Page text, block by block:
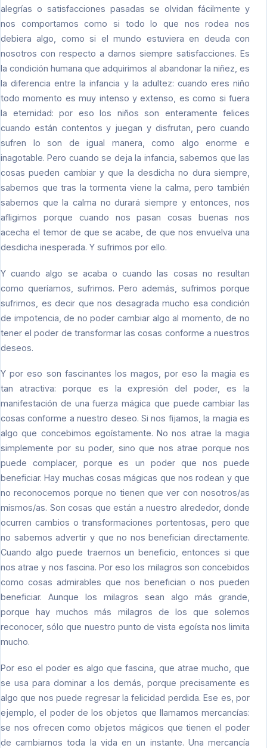
alegrías o satisfacciones pasadas se olvidan fácilmente y
nos comportamos como si todo lo que nos rodea nos
debiera algo, como si el mundo estuviera en deuda con
nosotros con respecto a darnos siempre satisfacciones. Es
la condición humana que adquirimos al abandonar la niñez, es
la diferencia entre la infancia y la adultez: cuando eres niño
todo momento es muy intenso y extenso, es como si fuera
la eternidad: por eso los niños son enteramente felices
cuando están contentos y juegan y disfrutan, pero cuando
sufren lo son de igual manera, como algo enorme e
inagotable. Pero cuando se deja la infancia, sabemos que las
cosas pueden cambiar y que la desdicha no dura siempre,
sabemos que tras la tormenta viene la calma, pero también
sabemos que la calma no durará siempre y entonces, nos
afligimos porque cuando nos pasan cosas buenas nos
acecha el temor de que se acabe, de que nos envuelva una
desdicha inesperada. Y sufrimos por ello.
Y cuando algo se acaba o cuando las cosas no resultan
como queríamos, sufrimos. Pero además, sufrimos porque
sufrimos, es decir que nos desagrada mucho esa condición
de impotencia, de no poder cambiar algo al momento, de no
tener el poder de transformar las cosas conforme a nuestros
deseos.
Y por eso son fascinantes los magos, por eso la magia es
tan atractiva: porque es la expresión del poder, es la
manifestación de una fuerza mágica que puede cambiar las
cosas conforme a nuestro deseo. Si nos fijamos, la magia es
algo que concebimos egoístamente. No nos atrae la magia
simplemente por su poder, sino que nos atrae porque nos
puede complacer, porque es un poder que nos puede
beneficiar. Hay muchas cosas mágicas que nos rodean y que
no reconocemos porque no tienen que ver con nosotros/as
mismos/as. Son cosas que están a nuestro alrededor, donde
ocurren cambios o transformaciones portentosas, pero que
no sabemos advertir y que no nos benefician directamente.
Cuando algo puede traernos un beneficio, entonces si que
nos atrae y nos fascina. Por eso los milagros son concebidos
como cosas admirables que nos benefician o nos pueden
beneficiar. Aunque los milagros sean algo más grande,
porque hay muchos más milagros de los que solemos
reconocer, sólo que nuestro punto de vista egoísta nos limita
mucho.
Por eso el poder es algo que fascina, que atrae mucho, que
se usa para dominar a los demás, porque precisamente es
algo que nos puede regresar la felicidad perdida. Ese es, por
ejemplo, el poder de los objetos que llamamos mercancías:
se nos ofrecen como objetos mágicos que tienen el poder
de cambiarnos toda la vida en un instante. Una mercancía